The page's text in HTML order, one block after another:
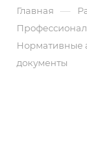
Главная —
Нормативные
документы